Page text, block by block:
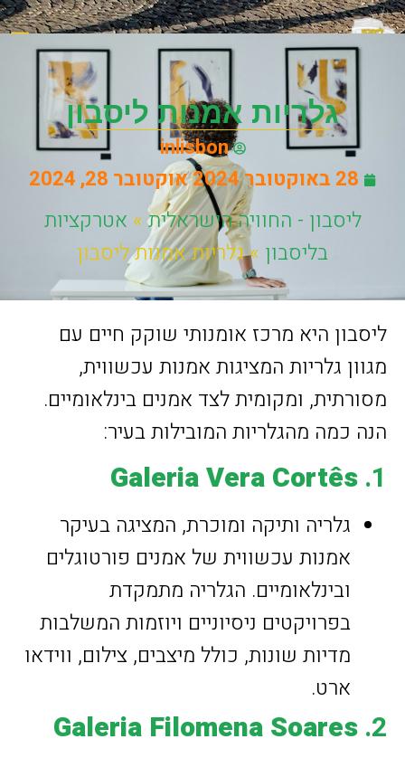
גלריות אמנות ליסבון
inlisbon
28 באוקטובר 2024
אוקטובר 28, 2024
ליסבון - החוויה הישראלית» אטרקציות
בליסבון »גלריות אמנות ליסבון
ליסבון היא מרכז אומנותי שוקק חיים עם
מגוון גלריות המציגות אמנות עכשווית,
מסורתית, ומקומית לצד אמנים בינלאומיים.
הנה כמה מהגלריות המובילות בעיר:
1.
Galeria Vera Cortês
גלריה ותיקה ומוכרת, המציגה בעיקר
אמנות עכשווית של אמנים פורטוגלים
ובינלאומיים. הגלריה מתמקדת
בפרויקטים ניסיוניים ויוזמות המשלבות
מדיות שונות, כולל מיצבים, צילום, ווידאו
ארט.
2.
Galeria Filomena Soares